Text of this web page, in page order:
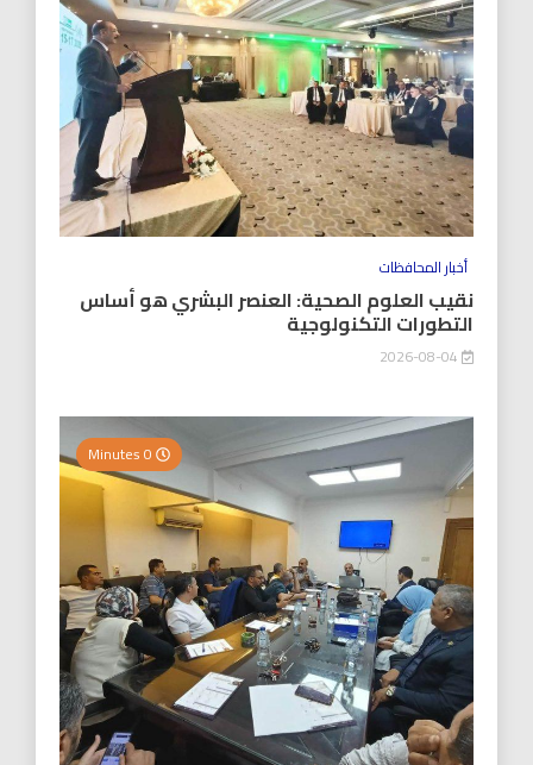
أخبار المحافظات
نقيب العلوم الصحية: العنصر البشري هو أساس
التطورات التكنولوجية